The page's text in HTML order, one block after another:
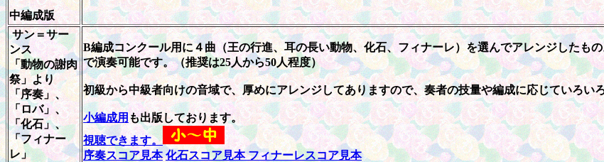
中編成版
サン＝サー
ンス
「動物の謝肉
祭」より
「序奏」、
「ロバ」、
「化石」、
「フィナー
レ」
B編成コンクール用 に４曲（王の行進、耳の長い動物、化石、フィナーレ）を選んでアレンジしたも
で演奏可能です。（推奨は25人から50人程度）
初級から中級者向けの音域で、厚めにアレンジしてありますので、奏者の技量や編成に応じていろい
小編成用も出版しております。
視聴できます。
序奏スコア見本 化石スコア見本フィナーレスコア見本